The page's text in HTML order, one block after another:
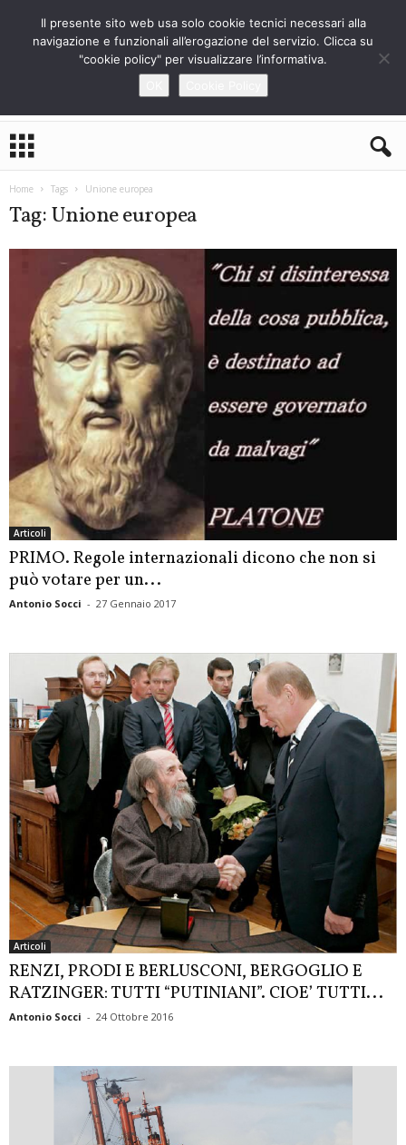
S
Home Tags Unione europea
Tag: Unione europea
Articoli
PRIMO. Regole internazionali dicono che non si
può votare per un...
Antonio Socci - 27 Gennaio 2017
Articoli
RENZI, PRODI E BERLUSCONI, BERGOGLIO E
RATZINGER: TUTTI “PUTINIANI”. CIOE’ TUTTI...
Antonio Socci - 24 Ottobre 2016
Il presente sito web usa solo cookie tecnici necessari alla
navigazione e funzionali all’erogazione del servizio. Clicca su
"cookie policy" per visualizzare l’informativa.